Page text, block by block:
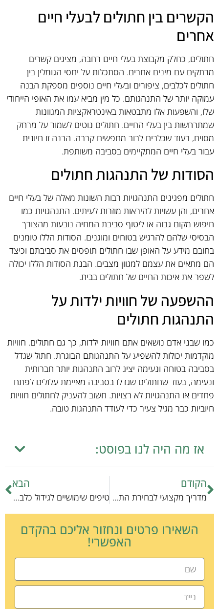
הקשרים בין חתולים לבעלי חיים
אחרים
חתולים, כחלק מקבוצת בעלי חיים רחבה, מציגים קשרים
מרתקים עם מינים אחרים. הסתכלות על יחסי הגומלין בין
חתולים לכלבים, ציפורים ובעלי חיים נוספים מספקת הבנה
עמוקה יותר של התנהגותם. כל מין מביא עמו את האופי הייחודי
שלו, והשפעות אלו מתבטאות באינטראקציות המגוונות
שמתרחשות בין בעלי החיים. חתולים נוטים לשמור על מרחק
מסוים, בעוד שכלבים לרוב מחפשים קרבה. הבנה זו חיונית
עבור בעלי חיים המתקיימים בסביבה משותפת.
הסודות של התנהגות חתולים
חתולים מפגינים התנהגויות רבות השונות מאלה של בעלי חיים
אחרים, והן עשויות להיראות מוזרות לעיתים. התנהגויות כמו
חיפוש מקום גבוה או ליטוף סביבת המחיה נובעות מהצורך
הבסיסי שלהם להרגיש בטוחים ומוגנים. הסודות הללו טומנים
בחובם מידע על האופן שבו חתולים תופסים את סביבתם וכיצד
הם מתאים את עצמם למגוון מצבים. הבנת הסודות הללו יכולה
לשפר את איכות החיים של חתולים בבית.
ההשפעה של חוויות ילדות על
התנהגות חתולים
כמו שבני אדם נושאים אתם חוויות ילדות, כך גם חתולים. חוויות
מוקדמות יכולות להשפיע על התנהגותם הבוגרת. חתול שגדל
בסביבה בטוחה ונעימה יציג לרוב התנהגות יותר חברותית
ונעימה, בעוד שחתולים שגדלו בסביבה מאיימת עלולים לפתח
פחדים או התנהגויות לא רצויות. חשוב להעניק לחתולים חוויות
חיוביות כבר מגיל צעיר כדי לעודד התנהגות טובה.
אז מה היה לנו בפוסט:
הקודם
מדריך מקצועי לבחירת התנהגות חיות כיס: טיפים ואסטרטגיות
הבא
טיפים שימושיים לגידול כלבים עבור היצירתיים
השאירו פרטים ונחזור אליכם בהקדם
האפשרי!